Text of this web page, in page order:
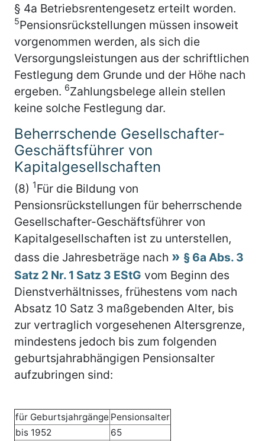
§ 4a Betriebsrentengesetz erteilt worden.
5Pensionsrückstellungen müssen insoweit
vorgenommen werden, als sich die
Versorgungsleistungen aus der schriftlichen
Festlegung dem Grunde und der Höhe nach
ergeben. 6Zahlungsbelege allein stellen
keine solche Festlegung dar.
Beherrschende Gesellschafter-
Geschäftsführer von
Kapitalgesellschaften
(8) 1Für die Bildung von
Pensionsrückstellungen für beherrschende
Gesellschafter-Geschäftsführer von
Kapitalgesellschaften ist zu unterstellen,
dass die Jahresbeträge nach
§ 6a Abs. 3
Satz 2 Nr. 1 Satz 3 EStG vom Beginn des
Dienstverhältnisses, frühestens vom nach
Absatz 10 Satz 3 maßgebenden Alter, bis
zur vertraglich vorgesehenen Altersgrenze,
mindestens jedoch bis zum folgenden
geburtsjahrabhängigen Pensionsalter
aufzubringen sind:
für Geburtsjahrgänge Pensionsalter
bis 1952
65